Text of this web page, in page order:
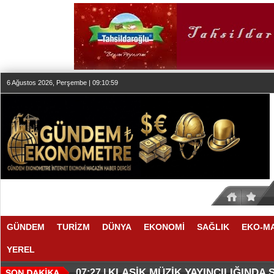
6 Ağustos 2026, Perşembe | 09:10:59
GÜNDEM TURİZM DÜNYA EKONOMİ SAĞLIK EKO-
YEREL